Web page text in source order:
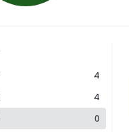
4
4
0